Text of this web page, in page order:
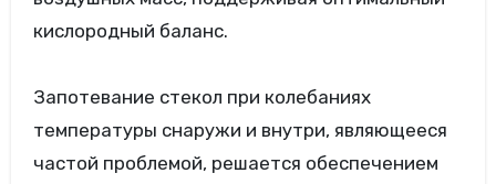
кислородный баланс.
Запотевание стекол при колебаниях
температуры снаружи и внутри, являющееся
частой проблемой, решается обеспечением